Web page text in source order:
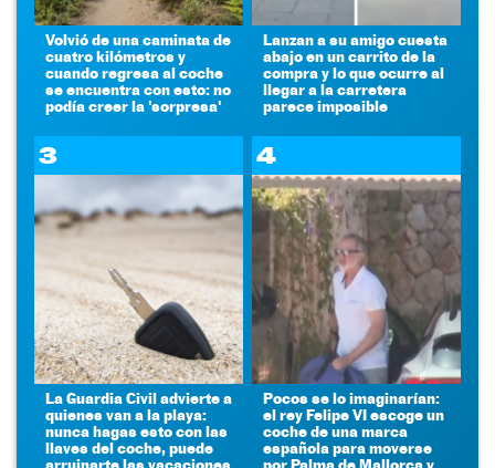
Volvió de una caminata de
cuatro kilómetros y
cuando regresa al coche
se encuentra con esto: no
podía creer la 'sorpresa'
Lanzan a su amigo cuesta
abajo en un carrito de la
compra y lo que ocurre al
llegar a la carretera
parece imposible
3
La Guardia Civil advierte a
quienes van a la playa:
nunca hagas esto con las
llaves del coche, puede
4
Pocos se lo imaginarían:
el rey Felipe VI escoge un
coche de una marca
española para moverse